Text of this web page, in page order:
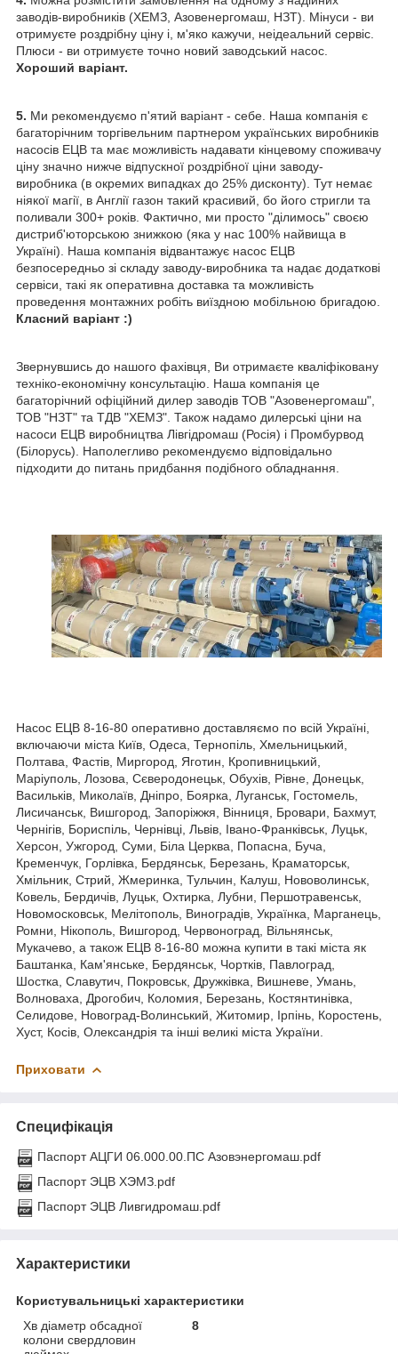
заводів-виробників (ХЕМЗ, Азовенергомаш, НЗТ). Мінуси - ви
отримуєте роздрібну ціну і, м'яко кажучи, неідеальний сервіс.
Плюси - ви отримуєте точно новий заводський насос.
Хороший варіант.
5. Ми рекомендуємо п'ятий варіант - себе. Наша компанія є
багаторічним торгівельним партнером українських виробників
насосів ЕЦВ та має можливість надавати кінцевому споживачу
ціну значно нижче відпускної роздрібної ціни заводу-
виробника (в окремих випадках до 25% дисконту). Тут немає
ніякої магії, в Англії газон такий красивий, бо його стригли та
поливали 300+ років. Фактично, ми просто "ділимось" своєю
дистриб'юторською знижкою (яка у нас 100% найвища в
Україні). Наша компанія відвантажує насос ЕЦВ
безпосередньо зі складу заводу-виробника та надає додаткові
сервіси, такі як оперативна доставка та можливість
проведення монтажних робіть виїздною мобільною бригадою.
Класний варіант :)
Звернувшись до нашого фахівця, Ви отримаєте кваліфіковану
техніко-економічну консультацію. Наша компанія це
багаторічний офіційний дилер заводів ТОВ "Азовенергомаш",
ТОВ "НЗТ" та ТДВ "ХЕМЗ". Також надамо дилерські ціни на
насоси ЕЦВ виробництва Лівгідромаш (Росія) і Промбурвод
(Білорусь). Наполегливо рекомендуємо відповідально
підходити до питань придбання подібного обладнання.
Насос ЕЦВ 8-16-80 оперативно доставляємо по всій Україні,
включаючи міста Київ, Одеса, Тернопіль, Хмельницький,
Полтава, Фастів, Миргород, Яготин, Кропивницький,
Маріуполь, Лозова, Сєверодонецьк, Обухів, Рівне, Донецьк,
Васильків, Миколаїв, Дніпро, Боярка, Луганськ, Гостомель,
Лисичанськ, Вишгород, Запоріжжя, Вінниця, Бровари, Бахмут,
Чернігів, Бориспіль, Чернівці, Львів, Івано-Франківськ, Луцьк,
Херсон, Ужгород, Суми, Біла Церква, Попасна, Буча,
Кременчук, Горлівка, Бердянськ, Березань, Краматорськ,
Хмільник, Стрий, Жмеринка, Тульчин, Калуш, Нововолинськ,
Ковель, Бердичів, Луцьк, Охтирка, Лубни, Першотравенськ,
Новомосковськ, Мелітополь, Виноградів, Українка, Марганець,
Ромни, Нікополь, Вишгород, Червоноград, Вільнянськ,
Мукачево, а також ЕЦВ 8-16-80 можна купити в такі міста як
Баштанка, Кам'янське, Бердянськ, Чортків, Павлоград,
Шостка, Славутич, Покровськ, Дружківка, Вишневе, Умань,
Волноваха, Дрогобич, Коломия, Березань, Костянтинівка,
Селидове, Новоград-Волинський, Житомир, Ірпінь, Коростень,
Хуст, Косів, Олександрія та інші великі міста України.
Приховати
Специфікація
Паспорт АЦГИ 06.000.00.ПС Азовэнергомаш.pdf
Паспорт ЭЦВ ХЭМЗ.pdf
Паспорт ЭЦВ Ливгидромаш.pdf
Характеристики
Користувальницькі характеристики
Хв діаметр обсадної
колони свердловин
8